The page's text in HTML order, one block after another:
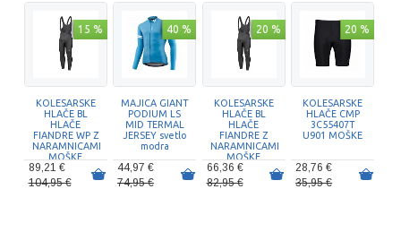
15 %
KOLESARSKE
HLAČE BL
HLAČE
FIANDRE WP Z
NARAMNICAMI
MOŠKE
89,21 €
104,95 €
40 %
MAJICA GIANT
PODIUM LS
MID TERMAL
JERSEY svetlo
modra
44,97 €
74,95 €
20 %
KOLESARSKE
HLAČE BL
HLAČE
FIANDRE Z
NARAMNICAMI
MOŠKE
66,36 €
82,95 €
20 %
KOLESARSKE
HLAČE CMP
3C55407T
U901 MOŠKE
28,76 €
35,95 €